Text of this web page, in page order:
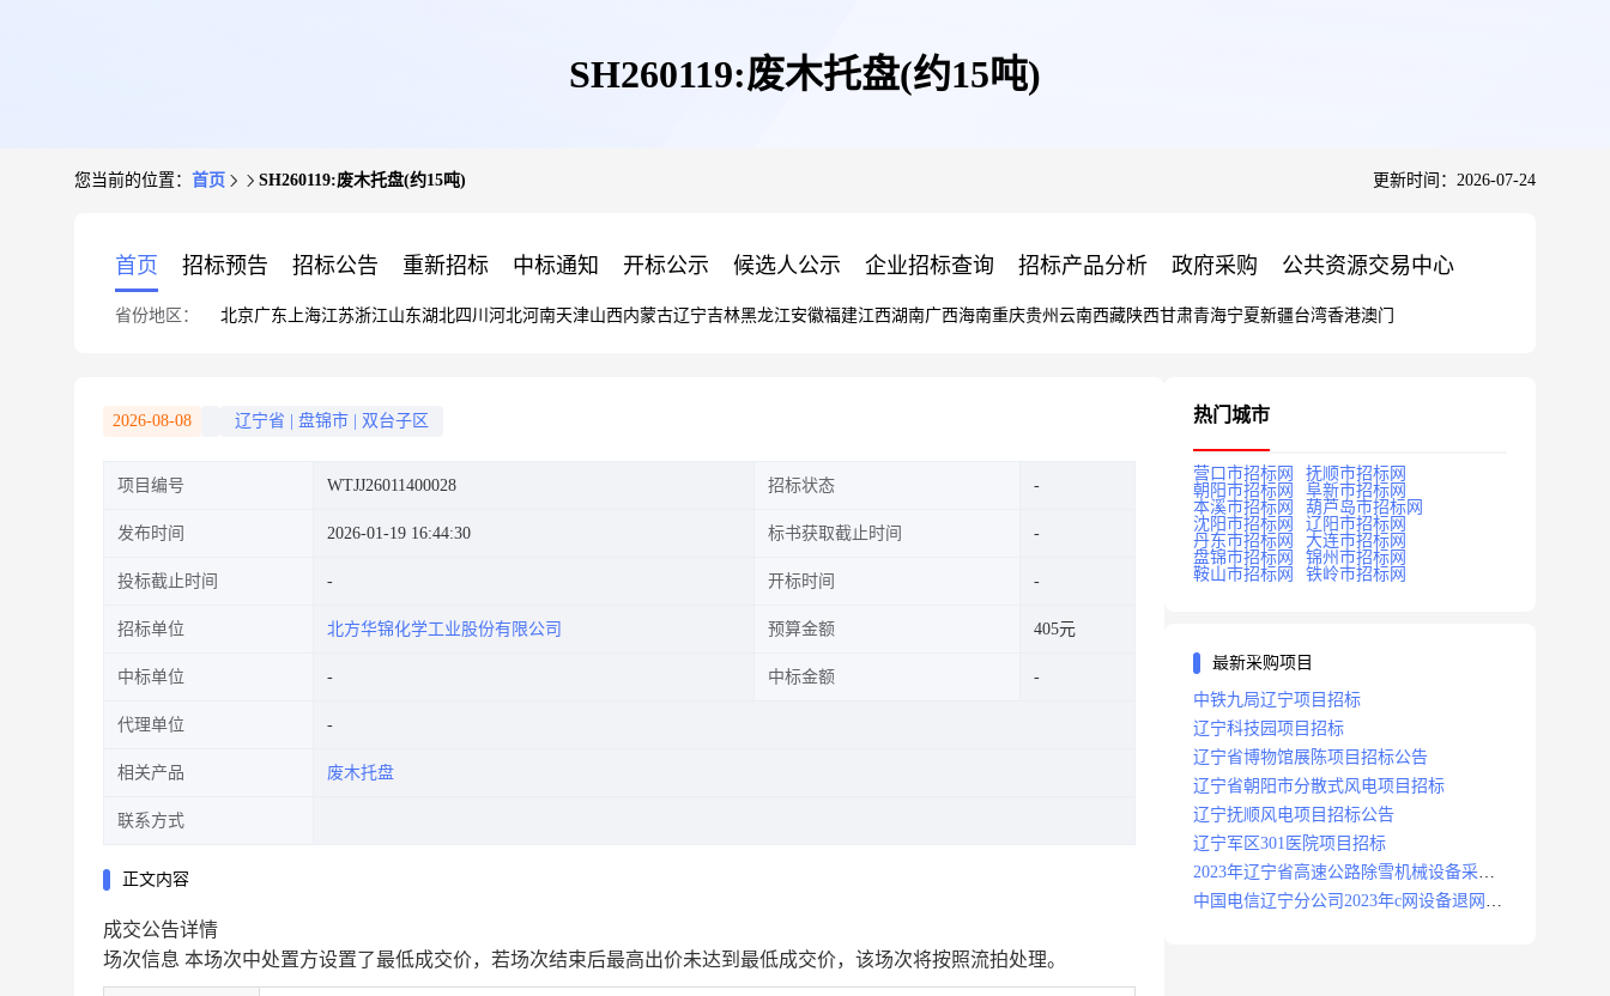
SH260119:废木托盘(约15吨)
您当前的位置： 首页 SH260119:废木托盘(约15吨) 更新时间：2026-07-24
首页 招标预告 招标公告 重新招标 中标通知 开标公示 候选人公示 企业招标查询 招标产品分析 政府采购 公共资源交易中心
省份地区： 北京广东 上海江苏浙江山东湖北四川 河北河南天津山西内蒙古辽宁吉林黑龙江安徽福建江西湖南广西海南重庆贵州 云南西藏陕西甘肃青海宁夏新疆台湾香港澳门
2026-08-08 辽宁省 盘锦市 双台子区
项目编号 WTJJ26011400028 招标状态
发布时间 2026-01-19 16:44:30 标书获取截止时间
投标截止时间 开标时间
招标单位 北方华锦化学工业股份有限公司 预算金额 405元
中标单位 中标金额
代理单位
相关产品 废木托盘
联系方式
正文内容
成交公告详情
场次信息 本场次中处置方设置了最低成交价，若场次结束后最高出价未达到最低成交价，该场次将按照流拍处理。
热门城市
营口市招标网
抚顺市招标网
朝阳市招标网
阜新市招标网
本溪市招标网
葫芦岛市招标网
沈阳市招标网
辽阳市招标网
丹东市招标网
大连市招标网
盘锦市招标网
锦州市招标网
鞍山市招标网
铁岭市招标网
最新采购项目
中铁九局辽宁项目招标
辽宁科技园项目招标
辽宁省博物馆展陈项目招标公告
辽宁省朝阳市分散式风电项目招标
辽宁抚顺风电项目招标公告
辽宁军区301医院项目招标
2023年辽宁省高速公路除雪机械设备采购
项目招标招标公告
中国电信辽宁分公司2023年c网设备退网拆